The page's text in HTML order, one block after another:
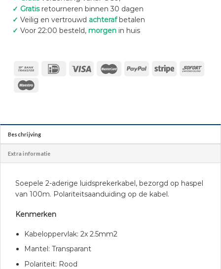
✓ Gratisretourneren binnen 30 dagen
✓ Veilig en vertrouwd achterafbetalen
✓ Voor 22:00 besteld, morgenin huis
Beschrijving
Extra informatie
Soepele 2-aderige luidsprekerkabel, bezorgd op haspel
van 100m. Polariteitsaanduiding op de kabel.
Kenmerken
Kabeloppervlak: 2x 2.5mm2
Mantel: Transparant
Polariteit: Rood